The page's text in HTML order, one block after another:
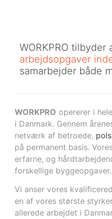
WORKPRO
arbejdsopgaver
samarbejder både
WORKPRO opererer i
i Danmark. Gennem
netværk af betroede,
på permanent basis.
erfarne, og
forskellige byggeopgaver.
Vi anser vores
en af vores største
allerede arbejdet i